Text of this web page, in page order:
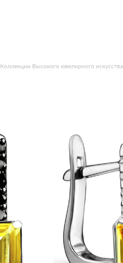
Коллекции Высокого ювелирного искусства